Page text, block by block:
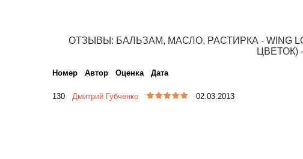
ОТЗЫВЫ: БАЛЬЗАМ, МАСЛО, РАСТИРКА - WING
ЦВЕТОК)
Номер Автор Оценка Дата
130 Дмитрий Губченко 02.03.2013